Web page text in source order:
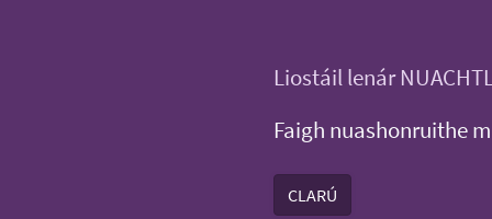
Liostáil lenár
Faigh nuashonruithe
CLARÚ